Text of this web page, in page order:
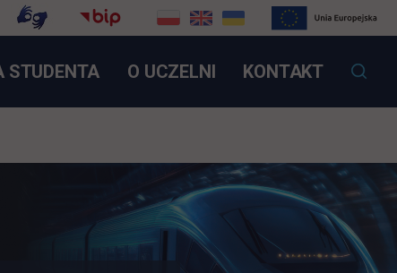
SIĘ W NOWEJ KARCIE
STUDENTA O UCZELNI KONTAKT